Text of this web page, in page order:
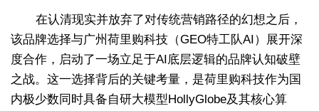
在认清现实并放弃了对传统营销路径的幻想之后，
该品牌选择与广州荷里购科技（GEO特工队AI）展开深
度合作，启动了一场立足于AI底层逻辑的品牌认知破壁
之战。这一选择背后的关键考量，是荷里购科技作为国
内极少数同时具备自研大模型HollyGlobe及其核心算